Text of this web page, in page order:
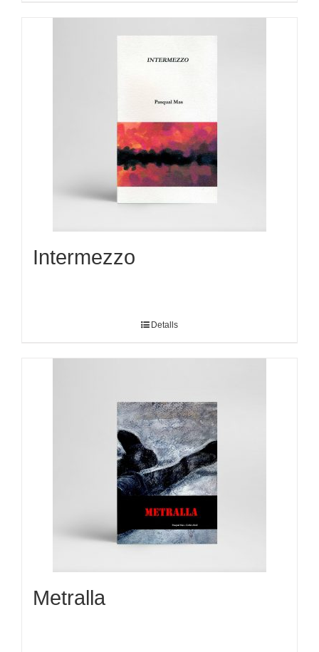
Intermezzo
Detalls
Metralla